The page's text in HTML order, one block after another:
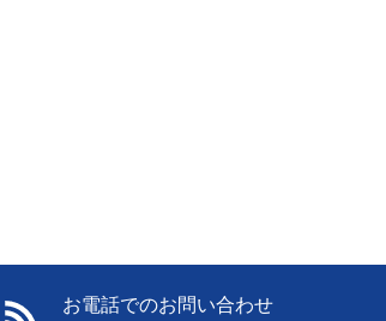
お電話でのお問い合わせ